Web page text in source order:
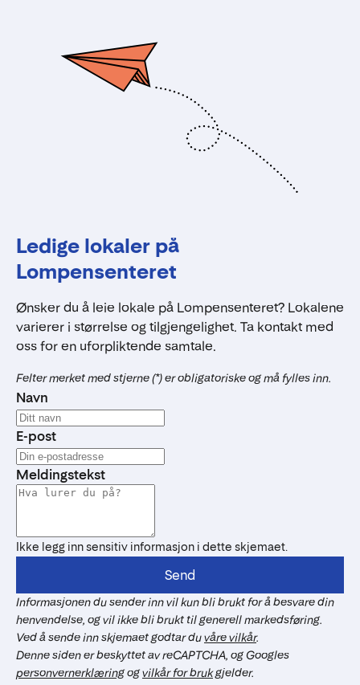
Ledige lokaler på
Lompensenteret
Ønsker du å leie lokale på Lompensenteret? Lokalene
varierer i størrelse og tilgjengelighet. Ta kontakt med
oss for en uforpliktende samtale.
Felter merket med stjerne (*) er obligatoriske og må fylles inn.
Navn
E-post
Meldingstekst
Ikke legg inn sensitiv informasjon i dette skjemaet.
Informasjonen du sender inn vil kun bli brukt for å besvare din
henvendelse, og vil ikke bli brukt til generell markedsføring.
Ved å sende inn skjemaet godtar duvåre vilkår.
Denne siden er beskyttet av reCAPTCHA, og Googles
personvernerklæringogvilkår for brukgjelder.
Send